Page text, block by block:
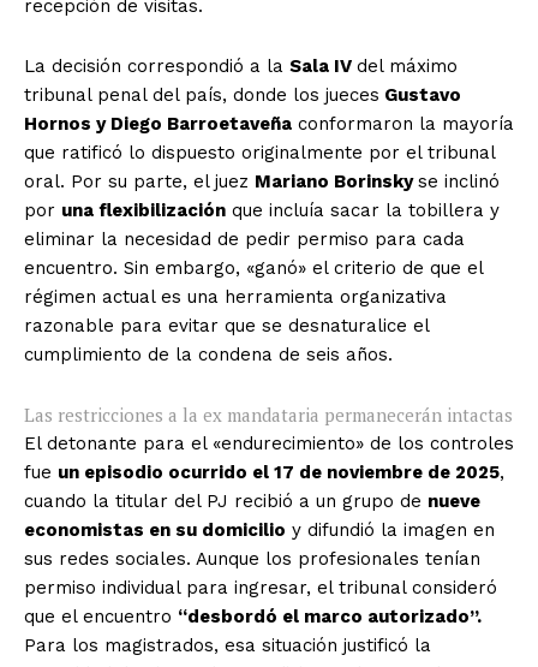
recepción de visitas.
La decisión correspondió a la Sala IV del máximo
tribunal penal del país, donde los jueces Gustavo
Hornos y Diego Barroetaveña conformaron la mayoría
que ratificó lo dispuesto originalmente por el tribunal
oral. Por su parte, el juez Mariano Borinskyse inclinó
por una flexibilización que incluía sacar la tobillera y
eliminar la necesidad de pedir permiso para cada
encuentro. Sin embargo, «ganó» el criterio de que el
régimen actual es una herramienta organizativa
razonable para evitar que se desnaturalice el
cumplimiento de la condena de seis años.
Las restricciones a la ex mandataria permanecerán intactas
El detonante para el «endurecimiento» de los controles
fue un episodio ocurrido el 17 de noviembre de 2025,
cuando la titular del PJ recibió a un grupo de nueve
economistas en su domicilio y difundió la imagen en
sus redes sociales. Aunque los profesionales tenían
permiso individual para ingresar, el tribunal consideró
que el encuentro “desbordó el marco autorizado”.
Para los magistrados, esa situación justificó la